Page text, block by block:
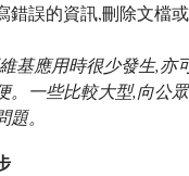
錯誤的資訊,刪除文檔
基應用時很少發生,亦
。一些比較大型,向公
。